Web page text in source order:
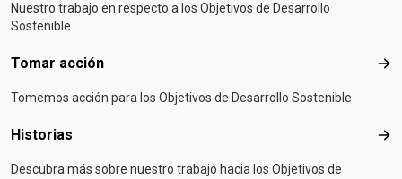
Nuestro trabajo en respecto a los Objetivos de Desarrollo
Sostenible
Tomar acción
Tomemos acción para los Objetivos de Desarrollo Sostenible
Historias
Descubra más sobre nuestro trabajo hacia los Objetivos de